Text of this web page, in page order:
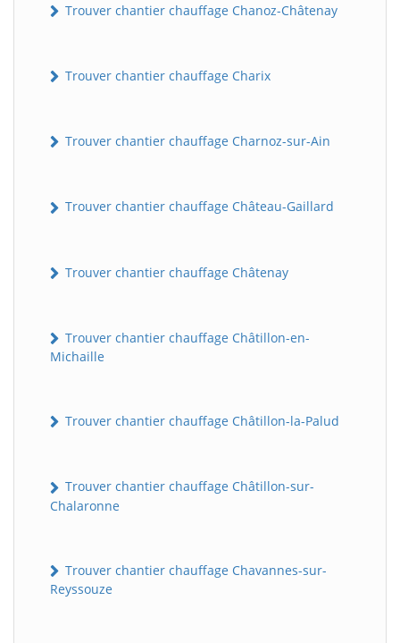
Trouver chantier chauffage Chanoz-Châtenay
Trouver chantier chauffage Charix
Trouver chantier chauffage Charnoz-sur-Ain
Trouver chantier chauffage Château-Gaillard
Trouver chantier chauffage Châtenay
Trouver chantier chauffage Châtillon-en-
Michaille
Trouver chantier chauffage Châtillon-la-Palud
Trouver chantier chauffage Châtillon-sur-
Chalaronne
Trouver chantier chauffage Chavannes-sur-
Reyssouze